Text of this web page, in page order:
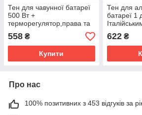
Тен для чавунної батареї
500 Вт +
терморегулятор,права та
ліва різьба дюйм з чвертю
(1 1/4)
558 ₴
Купити
Тен для
батареї 1
622₴
Про нас
100% позитивних з 453 відгуків за